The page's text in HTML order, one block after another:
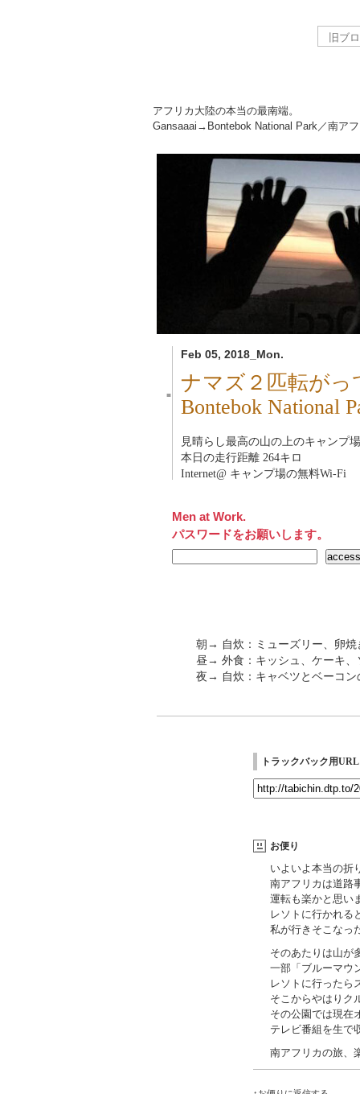
アフリカ大陸の本当の最南端。
Gansaaai→Bontebok National Park／南ア
Feb 05, 2018_Mon.
■
ナマズ２匹転がっ
Bontebok National
見晴らし最高の山の上のキャンプ
本日の走行距離 264キロ
Internet@ キャンプ場の無料Wi-Fi
Men at Work.
パスワードをお願いします。
朝→ 自炊：ミューズリー、卵焼
昼→ 外食：キッシュ、ケーキ、
夜→ 自炊：キャベツとベーコン
トラックバック用URL
お便り
いよいよ本当の折
南アフリカは道路
運転も楽かと思い
レソトに行かれる
私が行きそこなっ
そのあたりは山が
一部「ブルーマウ
レソトに行ったら
そこからやはりク
その公園では現在
テレビ番組を生で
南アフリカの旅、